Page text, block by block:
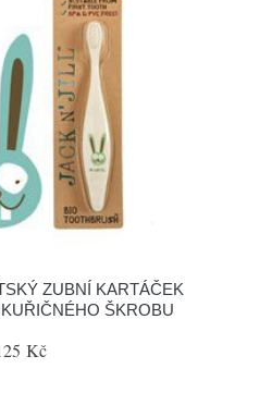
ZUBNÍ KARTÁČEK
ŠKROBU
Kč